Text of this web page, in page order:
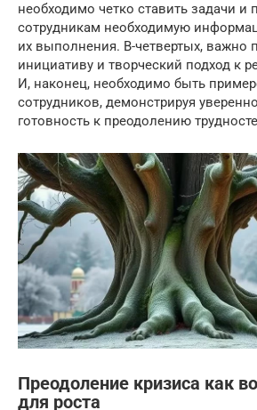
необходимо четко ставить задачи и
сотрудникам необходимую
их выполнения. В-четвертых, важно
инициативу и творческий подход к
И, наконец, необходимо быть
сотрудников, демонстрируя
готовность к преодолению
Преодоление кризиса как
для роста